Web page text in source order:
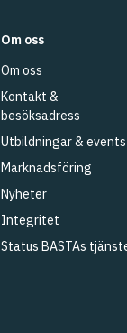
Om oss
Om oss
Kontakt &
besöksadress
Utbildningar & events
Marknadsföring
Nyheter
Integritet
Status BASTAs